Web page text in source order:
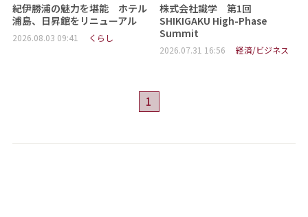
紀伊勝浦の魅力を堪能 ホテル
浦島、日昇館をリニューアル
2026.08.03 09:41 くらし
株式会社識学 第1回
SHIKIGAKU High-Phase
Summit
2026.07.31 16:56 経済/ビジネス
1